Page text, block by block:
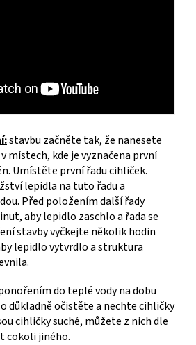
stavbu začněte tak, že nanesete
místech, kde je vyznačena první
Umístěte první řadu cihliček.
lepidla na tuto řadu a
Před položením další řady
aby lepidlo zaschlo a řada se
stavby vyčkejte několik hodin
lepidlo vytvrdlo a struktura
do teplé vody na dobu
důkladně očistěte a nechte cihličky
cihličky suché, můžete z nich dle
cokoli jiného.